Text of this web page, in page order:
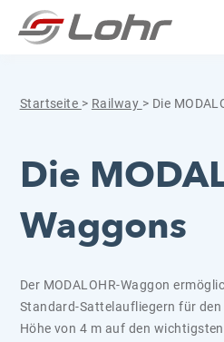
Zum Inhalt springen
Startseite > Railway > Die
Die
Waggons
Der MODALOHR-Waggon
Standard-Sattelaufliegern für
Höhe von 4 m auf den
Cookie-Einstellungen